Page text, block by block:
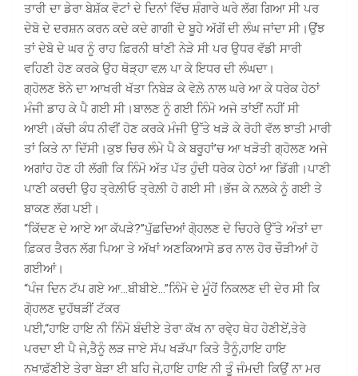
ਤਾਰੀ ਦਾ ਡੇਰਾ ਬੇਸ਼ੱਕ ਵੋਟਾਂ ਦੇ ਦਿਨਾਂ ਵਿੱਚ ਸ਼ੰਗਾਰੇ ਘਰੇ ਲੱਗ ਗਿਆ ਸੀ ਪਰ
ਦੇਬੋ ਦੇ ਦਰਸ਼ਨ ਕਰਨ ਕਦੇ ਕਦੇ ਗਾਗੀ ਦੇ ਬੂਹੇ ਅੱਗੋਂ ਦੀ ਲੰਘ ਜਾਂਦਾ ਸੀ।ਉਂਝ
ਤਾਂ ਦੇਬੋ ਦੇ ਘਰ ਨੂੰ ਰਾਹ ਫ਼ਿਰਨੀ ਥਾਂਣੀ ਨੇੜੇ ਸੀ ਪਰ ਉਧਰ ਵੱਡੀ ਸਾਰੀ
ਵਹਿਣੀ ਹੋਣ ਕਰਕੇ ਉਹ ਥੋੜ੍ਹਾ ਵਲ਼ ਪਾ ਕੇ ਇਧਰ ਦੀ ਲੰਘਦਾ।
ਗ੍ਹੋਲਣ ਝੋਨੇ ਦਾ ਆਖਰੀ ਖੱਤਾ ਨਿਬੇੜ ਕੇ ਵੇਲ਼ੇ ਨਾਲ ਘਰੇ ਆ ਕੇ ਧਰੇਕ ਹੇਠਾਂ
ਮੰਜੀ ਡਾਹ ਕੇ ਪੈ ਗਈ ਸੀ।ਬਾਲਣ ਨੂੰ ਗਈ ਨਿੰਮੋ ਅਜੇ ਤਾਂਈਂ ਨਹੀਂ ਸੀ
ਆਈ।ਕੱਚੀ ਕੰਧ ਨੀਵੀਂ ਹੋਣ ਕਰਕੇ ਮੰਜੀ ਉੱਤੇ ਖੜੋ ਕੇ ਰੋਹੀ ਵੱਲ ਝਾਤੀ ਮਾਰੀ
ਤਾਂ ਕਿਤੇ ਨਾ ਦਿੱਸੀ।ਕੁਝ ਚਿਰ ਲੰਮੇ ਪੈ ਕੇ ਬਰੂਹਾਂ’ਚ ਆ ਖੜੋਤੀ ਗ੍ਹੋਲਣ ਅਜੇ
ਅਗਾਂਹ ਹੋਣ ਹੀ ਲੱਗੀ ਕਿ ਨਿੰਮੋ ਅੱਤ ਪੱਤ ਹੁੰਦੀ ਧਰੇਕ ਹੇਠਾਂ ਆ ਡਿੱਗੀ।ਪਾਣੀ
ਪਾਣੀ ਕਰਦੀ ਉਹ ਤ੍ਰੇਲ਼ੀਓ ਤ੍ਰੇਲ਼ੀ ਹੋ ਗਈ ਸੀ।ਭੱਜ ਕੇ ਨਲ਼ਕੇ ਨੂੰ ਗਈ ਤੇ
ਬਾਕਣ ਲੱਗ ਪਈ।
“ਕਿੱਦਣ ਦੇ ਆਏ ਆ ਕੱਪੜੇ?”ਪੁੱਛਦਿਆਂ ਗੋ੍ਹਲਣ ਦੇ ਚਿਹਰੇ ਉੱਤੇ ਅੰਤਾਂ ਦਾ
ਫ਼ਿਕਰ ਤੈਰਨ ਲੱਗ ਪਿਆ ਤੇ ਅੱਖਾਂ ਅਣਕਿਆਸੇ ਡਰ ਨਾਲ ਹੋਰ ਚੌੜੀਆਂ ਹੋ
ਗਈਆਂ।
“ਪੰਜ ਦਿਨ ਟੱਪ ਗਏ ਆ…ਬੀਬੀਏ…”ਨਿੰਮੋ ਦੇ ਮੂੰਹੋਂ ਨਿਕਲਣ ਦੀ ਦੇਰ ਸੀ ਕਿ
ਗੋ੍ਹਲਣ ਦੁਹੱਥੜੀਂ ਟੱਕਰ
ਪਈ,“ਹਾਇ ਹਾਇ ਨੀ ਨਿੰਮੋ ਬੰਦੀਏ ਤੇਰਾ ਕੱਖ ਨਾ ਰਵੇ੍ਹ ਥੇਹ ਹੋਣੀਏਂ,ਤੇਰੇ
ਪਰਦਾ ਈ ਪੈ ਜੇ,ਤੈਨੂੰ ਲੜ ਜਾਏ ਸੱਪ ਖੜੱਪਾ ਕਿਤੇ ਤੈਨੂੰ,ਹਾਇ ਹਾਇ
ਨਖਾਫ਼ੱਣੀਏ ਤੇਰਾ ਬੇੜਾ ਈ ਬਹਿ ਜੇ,ਹਾਇ ਹਾਇ ਨੀ ਤੂੰ ਜੰਮਦੀ ਕਿਉਂ ਨਾ ਮਰ